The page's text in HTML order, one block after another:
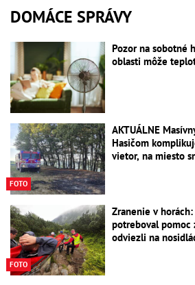
DOMÁCE SPRÁVY
Pozor na sobotné
oblasti môže
FOTO
AKTUÁLNE
Hasičom
vietor, na
FOTO
Zranenie v
potreboval pomoc
odviezli na